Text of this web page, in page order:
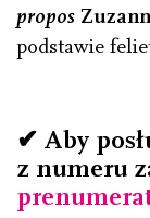
propos
podstawie
✔ Aby
z numeru